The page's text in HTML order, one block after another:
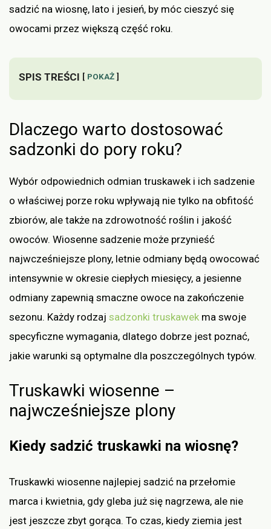
sadzić na wiosnę, lato i jesień, by móc cieszyć się
owocami przez większą część roku.
SPIS TREŚCI POKAŻ
Dlaczego warto dostosować
sadzonki do pory roku?
Wybór odpowiednich odmian truskawek i ich sadzenie
o właściwej porze roku wpływają nie tylko na obfitość
zbiorów, ale także na zdrowotność roślin i jakość
owoców. Wiosenne sadzenie może przynieść
najwcześniejsze plony, letnie odmiany będą owocować
intensywnie w okresie ciepłych miesięcy, a jesienne
odmiany zapewnią smaczne owoce na zakończenie
sezonu. Każdy rodzaj sadzonki truskawek ma swoje
specyficzne wymagania, dlatego dobrze jest poznać,
jakie warunki są optymalne dla poszczególnych typów.
Truskawki wiosenne –
najwcześniejsze plony
Kiedy sadzić truskawki na wiosnę?
Truskawki wiosenne najlepiej sadzić na przełomie
marca i kwietnia, gdy gleba już się nagrzewa, ale nie
jest jeszcze zbyt gorąca. To czas, kiedy ziemia jest